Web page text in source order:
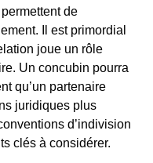
de
Il est primordial
joue un rôle
Un concubin pourra
qu’un partenaire
juridiques plus
d’indivision
clés à considérer.